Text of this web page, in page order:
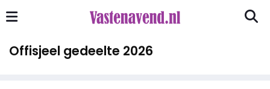
Offisjeel gedeelte 2026